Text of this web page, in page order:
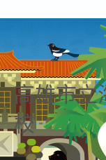
高雄市立
校